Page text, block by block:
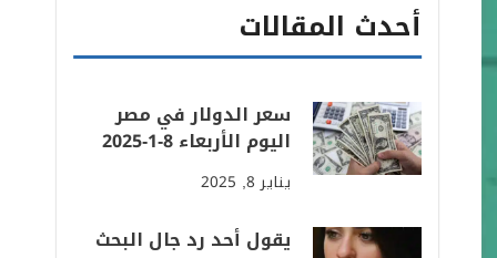
أحدث المقالات
سعر الدولار في مصر
اليوم الأربعاء 8-1-2025
يناير 8, 2025
يقول أحد رد جال البحث